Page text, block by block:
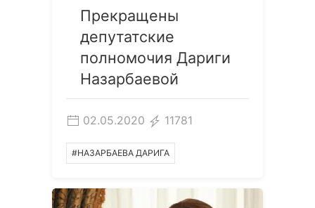
Прекращены
депутатские
полномочия Дариги
Назарбаевой
02.05.2020 11781
#НАЗАРБАЕВА ДАРИГА